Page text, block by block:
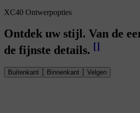
XC40 Ontwerpopties
Ontdek uw stijl. Van de
de fijnste details. []
Buitenkant Binnenkant Velgen